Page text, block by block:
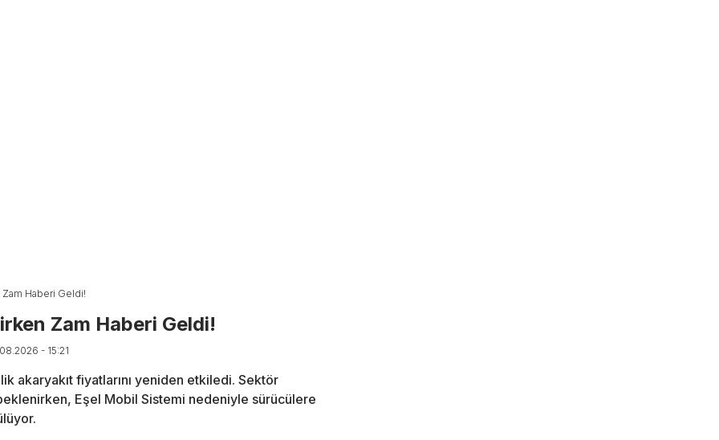
Zam Haberi Geldi!
Zam Haberi Geldi!
- 15:21
akaryakıt fiyatlarını yeniden etkiledi. Sektör
Eşel Mobil Sistemi nedeniyle sürücülere